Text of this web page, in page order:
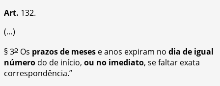
Art. 132.
(…)
§ 3o Os prazos de meses e anos expiram no dia de igual
número do de início, ou no imediato, se faltar exata
correspondência.”